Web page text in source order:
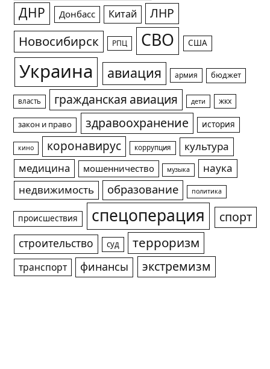
ДНР Донбасс Китай ЛНР
Новосибирск РПЦ СВО США
Украина авиация армия бюджет
власть гражданская авиация дети жкх
закон и право здравоохранение история
кино коронавирус коррупция
культура
медицина
мошенничество музыка
наука
недвижимость
образование политика
происшествия спецоперация спорт
строительство суд терроризм
транспорт финансы экстремизм